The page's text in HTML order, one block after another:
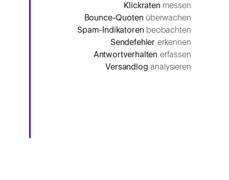
Klickraten messen
Bounce-Quoten überwachen
Spam-Indikatoren beobachten
Sendefehler erkennen
Antwortverhalten erfassen
Versandlog analysieren